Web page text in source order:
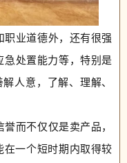
业道德外，还有很强
处置能力等，特别是
人意，了解、理解、
而不仅仅是卖产品，
在一个短时期内取得较